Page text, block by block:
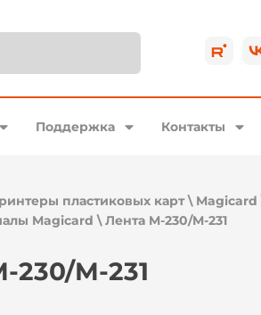
Поддержка Контакты
пластиковых карт\ Magicard
Magicard \Лента M-230/M-231
230/M-231